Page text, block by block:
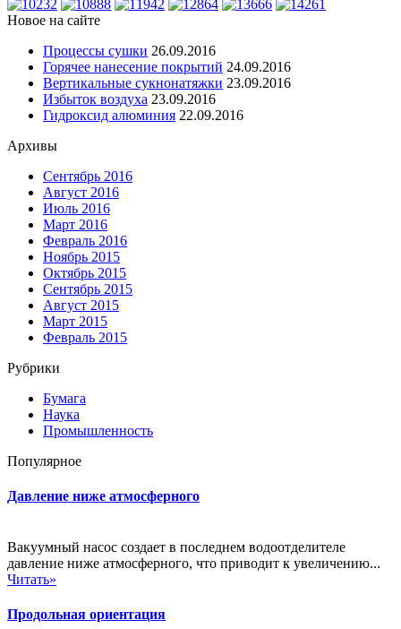
Новое на сайте
Процессы сушки 26.09.2016
Горячее нанесение покрытий 24.09.2016
Вертикальные сукнонатяжки 23.09.2016
Избыток воздуха 23.09.2016
Гидроксид алюминия 22.09.2016
Архивы
Сентябрь 2016
Август 2016
Июль 2016
Март 2016
Февраль 2016
Ноябрь 2015
Октябрь 2015
Сентябрь 2015
Август 2015
Март 2015
Февраль 2015
Рубрики
Бумага
Наука
Промышленность
Популярное
Давление ниже атмосферного
Вакуумный насос создает в последнем водоотделителе
давление ниже атмосферного, что приводит к увеличению...
Читать»
Продольная ориентация